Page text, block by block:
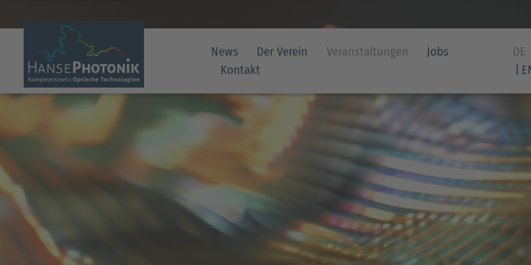
News Der Verein Veranstaltungen
Jobs
Kontakt
DE